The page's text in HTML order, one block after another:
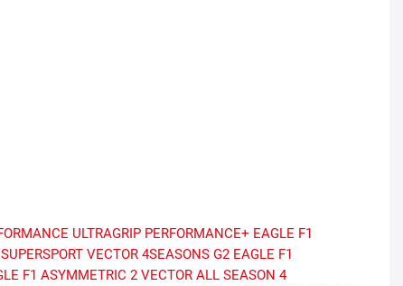
ULTRAGRIP PERFORMANCE+ EAGLE F1
VECTOR 4SEASONS G2 EAGLE F1
F1 ASYMMETRIC 2 VECTOR ALL SEASON 4